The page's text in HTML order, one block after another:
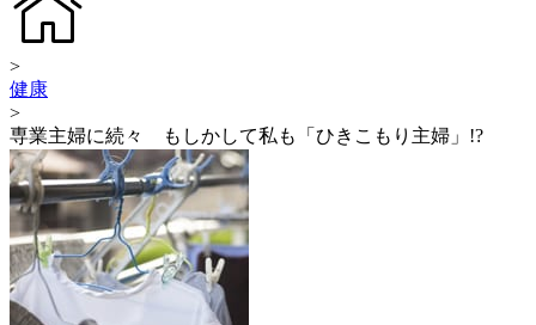
>
健康
>
専業主婦に続々 もしかして私も「ひきこもり主婦」!?